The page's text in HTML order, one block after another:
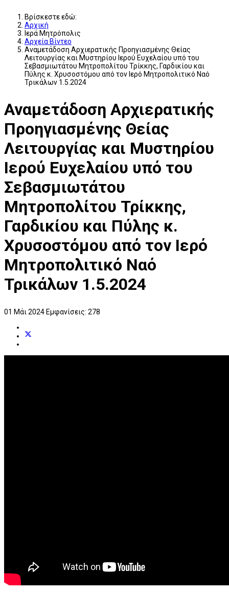
Βρίσκεστε εδώ:
Αρχική
Ιερά Μητρόπολις
Αρχεία Βίντεο
Αναμετάδοση Αρχιερατικής Προηγιασμένης Θείας
Λειτουργίας και Μυστηρίου Ιερού Ευχελαίου υπό του
Σεβασμιωτάτου Μητροπολίτου Τρίκκης, Γαρδικίου και
Πύλης κ. Χρυσοστόμου από τον Ιερό Μητροπολιτικό Ναό
Τρικάλων 1.5.2024
Αναμετάδοση Αρχιερατικής
Προηγιασμένης Θείας
Λειτουργίας και Μυστηρίου
Ιερού Ευχελαίου υπό του
Σεβασμιωτάτου
Μητροπολίτου Τρίκκης,
Γαρδικίου και Πύλης κ.
Χρυσοστόμου από τον Ιερό
Μητροπολιτικό Ναό
Τρικάλων 1.5.2024
01 Μάι 2024 Εμφανίσεις: 278